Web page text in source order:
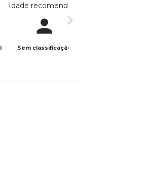
Idade recomendada
Sem classificação